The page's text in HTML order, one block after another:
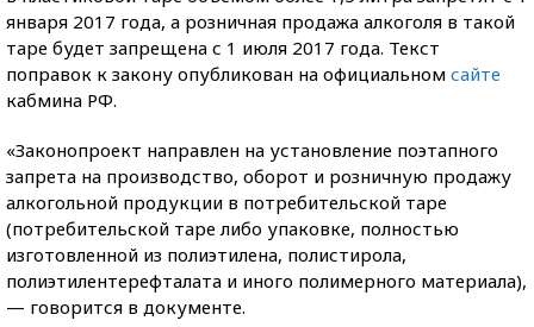
января 2017 года, а розничная продажа алкоголя в такой
таре будет запрещена с 1 июля 2017 года. Текст
поправок к закону опубликован на официальном сайте
кабмина РФ.
«Законопроект направлен на установление поэтапного
запрета на производство, оборот и розничную продажу
алкогольной продукции в потребительской таре
(потребительской таре либо упаковке, полностью
изготовленной из полиэтилена, полистирола,
полиэтилентерефталата и иного полимерного материала),
— говорится в документе.